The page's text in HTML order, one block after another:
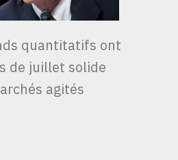
quantitatifs ont
de juillet solide
agités